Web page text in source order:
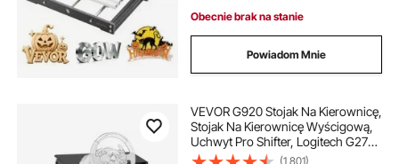
Obecnie brak na stanie
Powiadom Mnie
VEVOR G920 Stojak Na Kierownicę,
Stojak Na Kierownicę Wyścigową,
Uchwyt Pro Shifter, Logitech G27
G25 G29 G920 Pedały Nie Są W
(1,801)